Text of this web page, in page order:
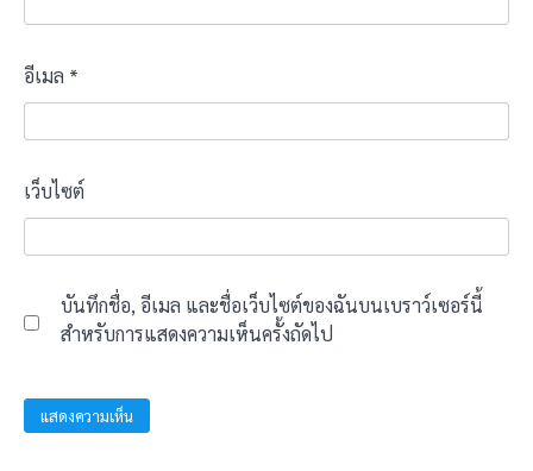
อีเมล *
เว็บไซต์
บันทึกชื่อ, อีเมล และชื่อเว็บไซต์ของฉันบนเบราว์เซอร์นี้
สำหรับการแสดงความเห็นครั้งถัดไป